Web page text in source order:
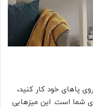
پاهای خود کار کنید،
شما است. این میزهایی